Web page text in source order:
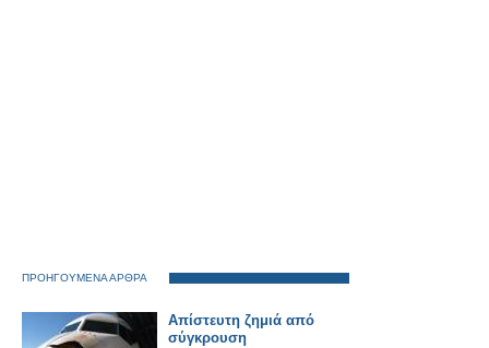
ΠΡΟΗΓΟΥΜΕΝΑ ΑΡΘΡΑ
Απίστευτη ζημιά από
σύγκρουση